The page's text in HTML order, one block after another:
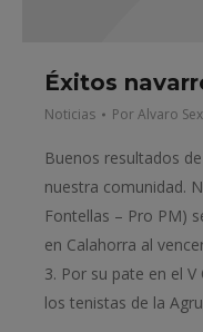
Éxitos
Noticias PorAlvaro
Buenos resultados
nuestra comunidad.
Fontellas – Pro PM)
en Calahorra al
3. Por su pate en el
los tenistas de la